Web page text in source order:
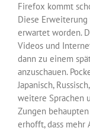
Firefox kommt
Diese
erwartet worden.
Videos und
dann zu einem
anzuschauen.
Japanisch,
weitere Sprachen
Zungen
erhofft, dass mehr